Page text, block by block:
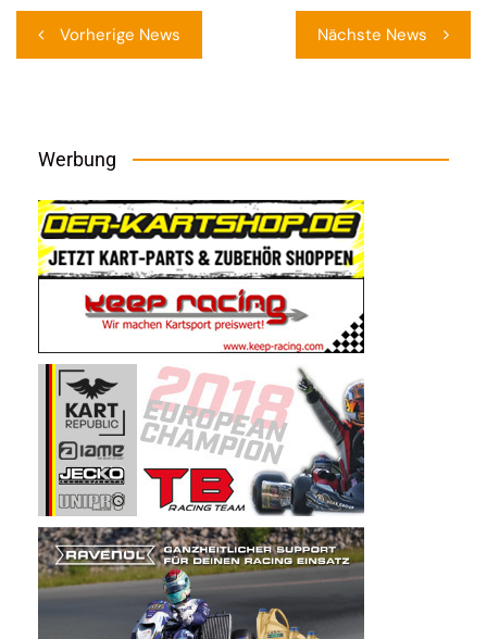
Vorherige News Nächste News
Werbung